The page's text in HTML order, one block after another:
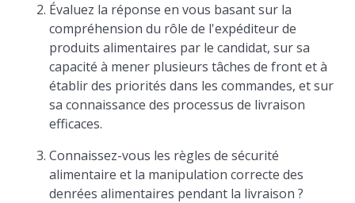
Évaluez la réponse en vous basant sur la
compréhension du rôle de l'expéditeur de
produits alimentaires par le candidat, sur sa
capacité à mener plusieurs tâches de front et à
établir des priorités dans les commandes, et sur
sa connaissance des processus de livraison
efficaces.
Connaissez-vous les règles de sécurité
alimentaire et la manipulation correcte des
denrées alimentaires pendant la livraison ?